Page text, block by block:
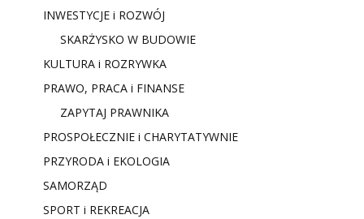
INWESTYCJE i ROZWÓJ
SKARŻYSKO W BUDOWIE
KULTURA i ROZRYWKA
PRAWO, PRACA i FINANSE
ZAPYTAJ PRAWNIKA
PROSPOŁECZNIE i CHARYTATYWNIE
PRZYRODA i EKOLOGIA
SAMORZĄD
SPORT i REKREACJA